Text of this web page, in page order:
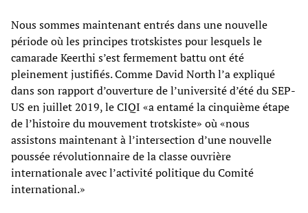
Nous sommes maintenant entrés dans une nouvelle
période où les principes trotskistes pour lesquels le
camarade Keerthi s’est fermement battu ont été
pleinement justifiés. Comme David North l’a expliqué
dans son rapport d’ouverture de l’université d’été du SEP-
US en juillet 2019, le CIQI «a entamé la cinquième étape
de l’histoire du mouvement trotskiste» où «nous
assistons maintenant à l’intersection d’une nouvelle
poussée révolutionnaire de la classe ouvrière
internationale avec l’activité politique du Comité
international.»